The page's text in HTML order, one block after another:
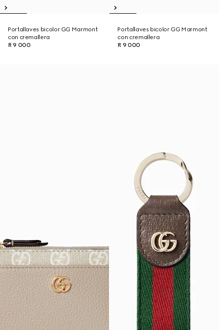
Portallaves bicolor GG Marmont
con cremallera
R 9 000
Portallaves bicolor GG Marmont
con cremallera
R 9 000